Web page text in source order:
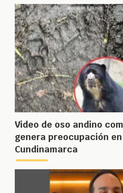
Video de oso andino
genera preocupación
Cundinamarca